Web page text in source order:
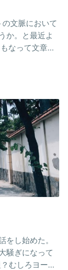
文脈において
か。と最近よ
捨てるように
な修練を必要
勉強したこと
遠くからチ
人間がすぐ
入れた途端に
しゃいでいる
もなく苦苦し
プライベート
でもAIを散々
ザーよりも理
をし始めた。
騒ぎになって
むしろヨーロ